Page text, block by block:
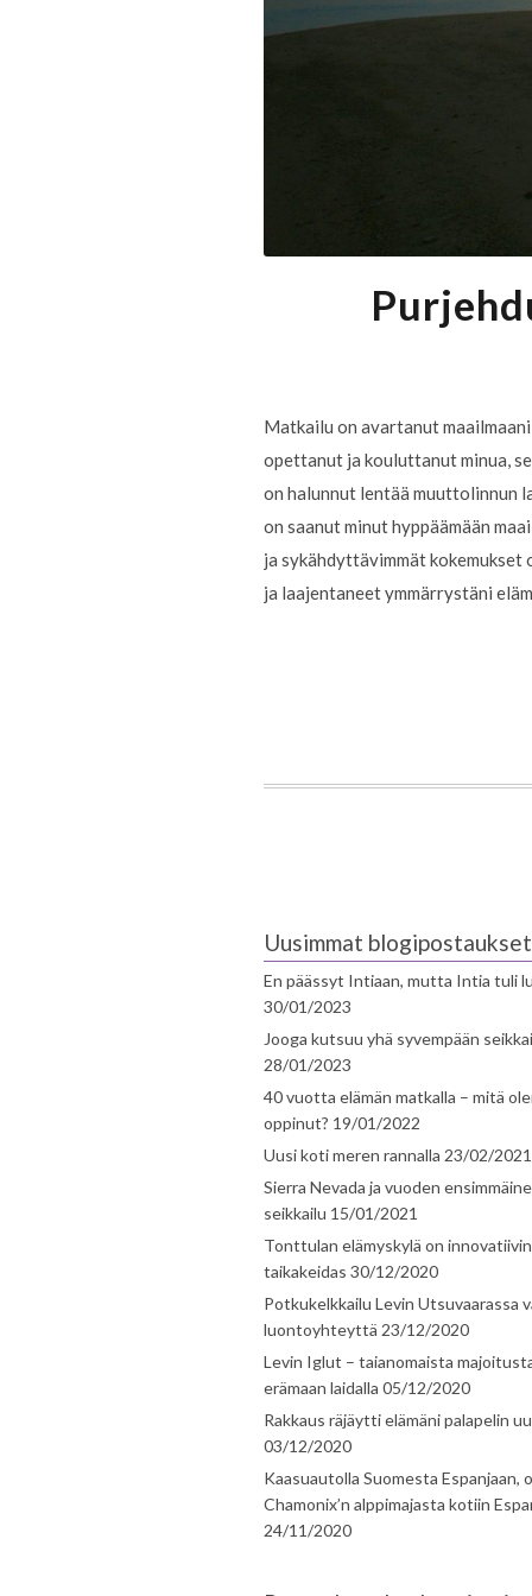
Matkailu on avartanut maailmaani
opettanut ja kouluttanut minua,
on halunnut lentää muuttolinnun
on saanut minut hyppäämään
ja sykähdyttävimmät kokemukset
ja laajentaneet ymmärrystäni
Uusimmat blogipostaukset
En päässyt Intiaan, mutta Intia tuli
30/01/2023
Jooga kutsuu yhä syvempään
28/01/2023
40 vuotta elämän matkalla – mitä
oppinut? 19/01/2022
Uusi koti meren rannalla 23/02/2021
Sierra Nevada ja vuoden
seikkailu 15/01/2021
Tonttulan elämyskylä on
taikakeidas 30/12/2020
Potkukelkkailu Levin Utsuvaarassa
luontoyhteyttä 23/12/2020
Levin Iglut – taianomaista
erämaan laidalla 05/12/2020
Rakkaus räjäytti elämäni palapelin
03/12/2020
Kaasuautolla Suomesta Espanjaan,
Chamonix’n alppimajasta kotiin
24/11/2020